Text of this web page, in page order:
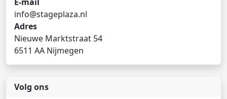
info@stageplaza.nl
Adres
Nieuwe Marktstraat 54
6511 AA Nijmegen
Volg ons